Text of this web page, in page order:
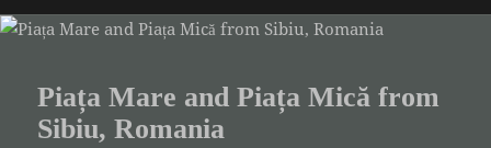
Piața Mare and Piața Mică from
Sibiu, Romania